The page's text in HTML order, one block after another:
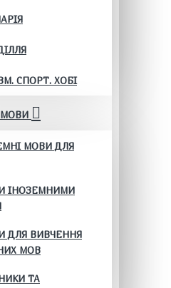
СПОРТ. ХОБІ
МОВИ
МОВИ ДЛЯ
ІНОЗЕМНИМИ
ДЛЯ ВИВЧЕННЯ
МОВ
ТА